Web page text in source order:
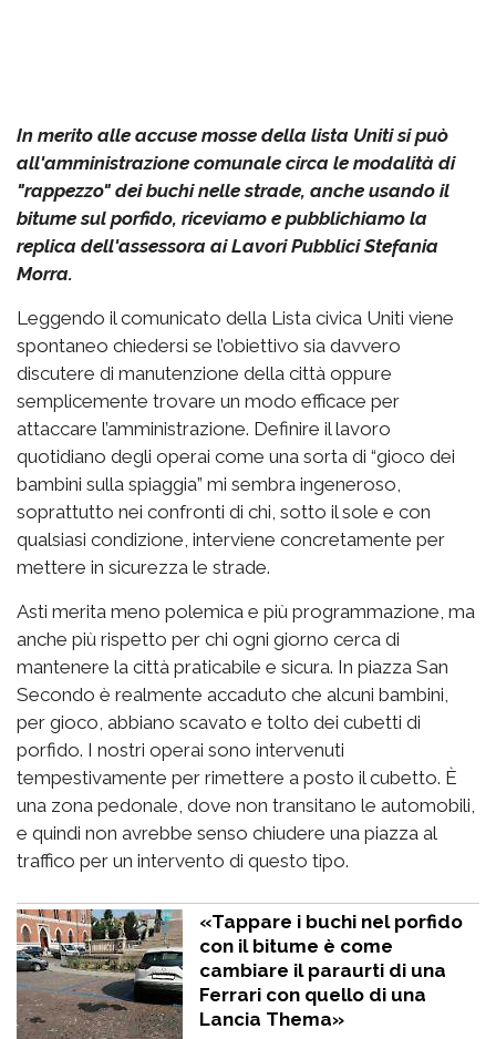
In merito alle accuse mosse della lista Uniti si può
all'amministrazione comunale circa le modalità di
"rappezzo" dei buchi nelle strade, anche usando il
bitume sul porfido, riceviamo e pubblichiamo la
replica dell'assessora ai Lavori Pubblici Stefania
Morra.
Leggendo il comunicato della Lista civica Uniti viene
spontaneo chiedersi se l’obiettivo sia davvero
discutere di manutenzione della città oppure
semplicemente trovare un modo efficace per
attaccare l’amministrazione. Definire il lavoro
quotidiano degli operai come una sorta di “gioco dei
bambini sulla spiaggia” mi sembra ingeneroso,
soprattutto nei confronti di chi, sotto il sole e con
qualsiasi condizione, interviene concretamente per
mettere in sicurezza le strade.
Asti merita meno polemica e più programmazione, ma
anche più rispetto per chi ogni giorno cerca di
mantenere la città praticabile e sicura. In piazza San
Secondo è realmente accaduto che alcuni bambini,
per gioco, abbiano scavato e tolto dei cubetti di
porfido. I nostri operai sono intervenuti
tempestivamente per rimettere a posto il cubetto. È
una zona pedonale, dove non transitano le automobili,
e quindi non avrebbe senso chiudere una piazza al
traffico per un intervento di questo tipo.
«Tappare i buchi nel porfido
con il bitume è come
cambiare il paraurti di una
Ferrari con quello di una
Lancia Thema»